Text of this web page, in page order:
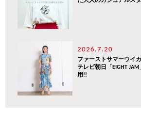
2026.7.20
ファーストサマーウイ
テレビ朝日「EIGHT JAM
用!!